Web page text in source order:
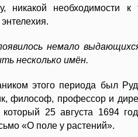
никакой необходимости к
немало
несколько имён.
этого периода был
философ, профессор и
25 августа 1694
«О поле у растений».